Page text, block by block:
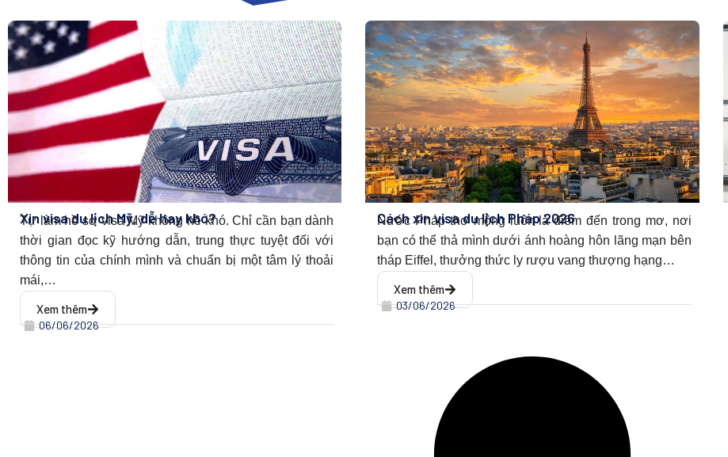
Xin visa du lịch Mỹ, dễ hay khó?
Tự làm hồ sơ visa Mỹ không hề khó. Chỉ cần bạn dành
thời gian đọc kỹ hướng dẫn, trung thực tuyệt đối với
thông tin của chính mình và chuẩn bị một tâm lý thoải
mái,…
Xem thêm
06/06/2026
Cách xin visa du lịch Pháp 2026
Nước Pháp thơ mộng luôn là điểm đến trong mơ, nơi
bạn có thể thả mình dưới ánh hoàng hôn lãng mạn bên
tháp Eiffel, thưởng thức ly rượu vang thượng hạng…
Xem thêm
03/06/2026